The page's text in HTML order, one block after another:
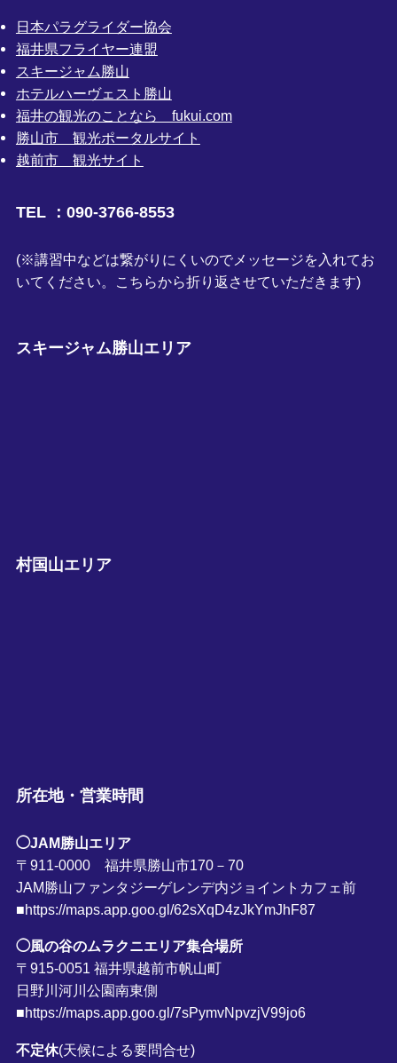
日本パラグライダー協会
福井県フライヤー連盟
スキージャム勝山
ホテルハーヴェスト勝山
福井の観光のことなら fukui.com
勝山市 観光ポータルサイト
越前市 観光サイト
TEL ：090-3766-8553
(※講習中などは繋がりにくいのでメッセージを入れてお
いてください。こちらから折り返させていただきます)
スキージャム勝山エリア
村国山エリア
所在地・営業時間
◯JAM勝山エリア
〒911-0000 福井県勝山市170－70
JAM勝山ファンタジーゲレンデ内ジョイントカフェ前
■https://maps.app.goo.gl/62sXqD4zJkYmJhF87
◯風の谷のムラクニエリア集合場所
〒915-0051 福井県越前市帆山町
日野川河川公園南東側
■https://maps.app.goo.gl/7sPymvNpvzjV99jo6
不定休(天候による要問合せ)